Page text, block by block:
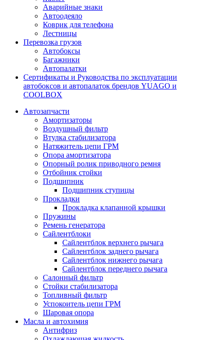
Аварийные знаки
Автоодеяло
Коврик для телефона
Лестницы
Перевозка грузов
Автобоксы
Багажники
Автопалатки
Сертификаты и Руководства по эксплуатации
автобоксов и автопалаток брендов YUAGO и
COOLBOX
Автозапчасти
Амортизаторы
Воздушный фильтр
Втулка стабилизатора
Натяжитель цепи ГРМ
Опора амортизатора
Опорный ролик приводного ремня
Отбойник стойки
Подшипник
Подшипник ступицы
Прокладки
Прокладка клапанной крышки
Пружины
Ремень генератора
Сайлентблоки
Сайлентблок верхнего рычага
Сайлентблок заднего рычага
Сайлентблок нижнего рычага
Сайлентблок переднего рычага
Салонный фильтр
Стойки стабилизатора
Топливный фильтр
Успокоитель цепи ГРМ
Шаровая опора
Масла и автохимия
Антифриз